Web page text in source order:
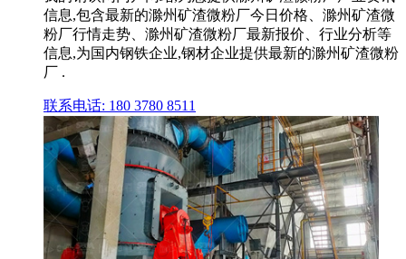
信息,包含最新的滁州矿渣微粉厂今日价格、滁州矿渣微
粉厂行情走势、滁州矿渣微粉厂最新报价、行业分析等
信息,为国内钢铁企业,钢材企业提供最新的滁州矿渣微粉
厂 .
联系电话: 180 3780 8511